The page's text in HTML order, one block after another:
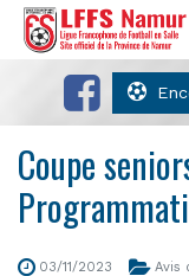
Coupe
03/11/2023 Avis